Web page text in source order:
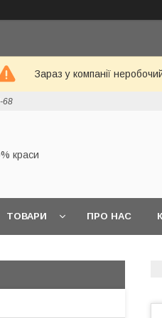
Зараз у компанії
68
краси
ТОВАРИ ПРО НАС